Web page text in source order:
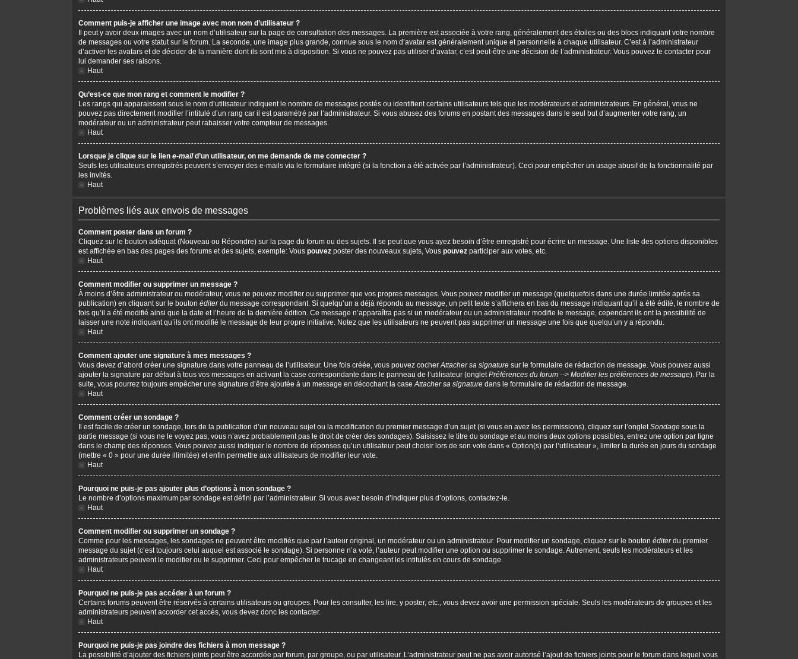
Comment puis-je afficher une image avec mon nom d’utilisateur ?
Il peut y avoir deux images avec un nom d’utilisateur sur la page de consultation des messages. La première est associée à votre rang, généralement des étoiles ou des blocs indiquant votre nombre
de messages ou votre statut sur le forum. La seconde, une image plus grande, connue sous le nom d’avatar est généralement unique et personnelle à chaque utilisateur. C’est à l’administrateur
d’activer les avatars et de décider de la manière dont ils sont mis à disposition. Si vous ne pouvez pas utiliser d’avatar, c’est peut-être une décision de l’administrateur. Vous pouvez le contacter pour
lui demander ses raisons.
Haut
Qu’est-ce que mon rang et comment le modifier ?
Les rangs qui apparaissent sous le nom d’utilisateur indiquent le nombre de messages postés ou identifient certains utilisateurs tels que les modérateurs et administrateurs. En général, vous ne
pouvez pas directement modifier l’intitulé d’un rang car il est paramétré par l’administrateur. Si vous abusez des forums en postant des messages dans le seul but d’augmenter votre rang, un
modérateur ou un administrateur peut rabaisser votre compteur de messages.
Haut
Lorsque je clique sur le lien e-maild’un utilisateur, on me demande de me connecter ?
Seuls les utilisateurs enregistrés peuvent s’envoyer des e-mails via le formulaire intégré (si la fonction a été activée par l’administrateur). Ceci pour empêcher un usage abusif de la fonctionnalité par
les invités.
Haut
Problèmes liés aux envois de messages
Comment poster dans un forum ?
Cliquez sur le bouton adéquat (Nouveau ou Répondre) sur la page du forum ou des sujets. Il se peut que vous ayez besoin d’être enregistré pour écrire un message. Une liste des options disponibles
est affichée en bas des pages des forums et des sujets, exemple: Vous pouvez poster des nouveaux sujets, Vous pouvez participer aux votes, etc.
Haut
Comment modifier ou supprimer un message ?
À moins d’être administrateur ou modérateur, vous ne pouvez modifier ou supprimer que vos propres messages. Vous pouvez modifier un message (quelquefois dans une durée limitée après sa
publication) en cliquant sur le bouton éditerdu message correspondant. Si quelqu’un a déjà répondu au message, un petit texte s’affichera en bas du message indiquant qu’il a été édité, le nombre de
fois qu’il a été modifié ainsi que la date et l’heure de la dernière édition. Ce message n’apparaîtra pas si un modérateur ou un administrateur modifie le message, cependant ils ont la possibilité de
laisser une note indiquant qu’ils ont modifié le message de leur propre initiative. Notez que les utilisateurs ne peuvent pas supprimer un message une fois que quelqu’un y a répondu.
Haut
Comment ajouter une signature à mes messages ?
Vous devez d’abord créer une signature dans votre panneau de l’utilisateur. Une fois créée, vous pouvez cocherAttacher sa signature sur le formulaire de rédaction de message. Vous pouvez aussi
ajouter la signature par défaut à tous vos messages en activant la case correspondante dans le panneau de l’utilisateur (ongletPréférences du forum --> Modifier les préférences de message). Par la
suite, vous pourrez toujours empêcher une signature d’être ajoutée à un message en décochant la caseAttacher sa signature dans le formulaire de rédaction de message.
Haut
Comment créer un sondage ?
Il est facile de créer un sondage, lors de la publication d’un nouveau sujet ou la modification du premier message d’un sujet (si vous en avez les permissions), cliquez sur l’ongletSondage sous la
partie message (si vous ne le voyez pas, vous n’avez probablement pas le droit de créer des sondages). Saisissez le titre du sondage et au moins deux options possibles, entrez une option par ligne
dans le champ des réponses. Vous pouvez aussi indiquer le nombre de réponses qu’un utilisateur peut choisir lors de son vote dans « Option(s) par l’utilisateur », limiter la durée en jours du sondage
(mettre « 0 » pour une durée illimitée) et enfin permettre aux utilisateurs de modifier leur vote.
Haut
Pourquoi ne puis-je pas ajouter plus d’options à mon sondage ?
Le nombre d’options maximum par sondage est défini par l’administrateur. Si vous avez besoin d’indiquer plus d’options, contactez-le.
Haut
Comment modifier ou supprimer un sondage ?
Comme pour les messages, les sondages ne peuvent être modifiés que par l’auteur original, un modérateur ou un administrateur. Pour modifier un sondage, cliquez sur le bouton éditerdu premier
message du sujet (c’est toujours celui auquel est associé le sondage). Si personne n’a voté, l’auteur peut modifier une option ou supprimer le sondage. Autrement, seuls les modérateurs et les
administrateurs peuvent le modifier ou le supprimer. Ceci pour empêcher le trucage en changeant les intitulés en cours de sondage.
Haut
Pourquoi ne puis-je pas accéder à un forum ?
Certains forums peuvent être réservés à certains utilisateurs ou groupes. Pour les consulter, les lire, y poster, etc., vous devez avoir une permission spéciale. Seuls les modérateurs de groupes et les
administrateurs peuvent accorder cet accès, vous devez donc les contacter.
Haut
Pourquoi ne puis-je pas joindre des fichiers à mon message ?
La possibilité d’ajouter des fichiers joints peut être accordée par forum, par groupe, ou par utilisateur. L’administrateur peut ne pas avoir autorisé l’ajout de fichiers joints pour le forum dans lequel vous